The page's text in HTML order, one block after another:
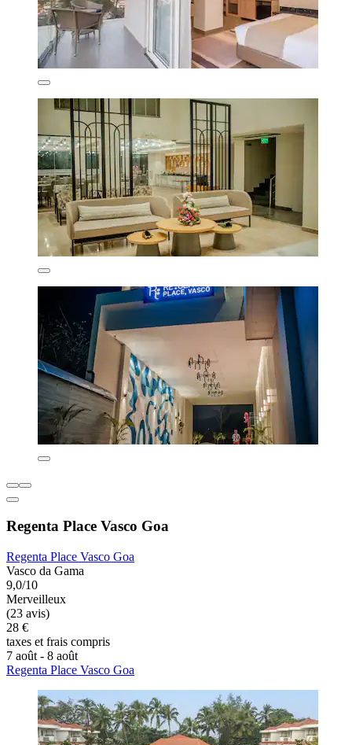
Regenta Place Vasco Goa
Regenta Place Vasco Goa
Vasco da Gama
9,0/10
Merveilleux
(23 avis)
28 €
taxes et frais compris
7 août - 8 août
Regenta Place Vasco Goa